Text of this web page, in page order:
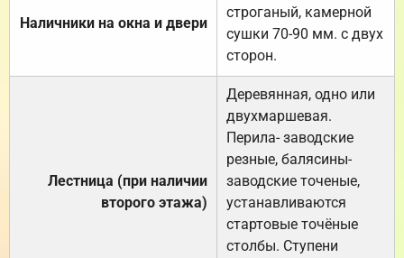
Наличники на окна и двери
строганый, камерной
сушки 70-90 мм. с двух
сторон.
Лестница (при наличии
второго этажа)
Деревянная, одно или
двухмаршевая.
Перила- заводские
резные, балясины-
заводские точеные,
устанавливаются
стартовые точёные
столбы. Ступени